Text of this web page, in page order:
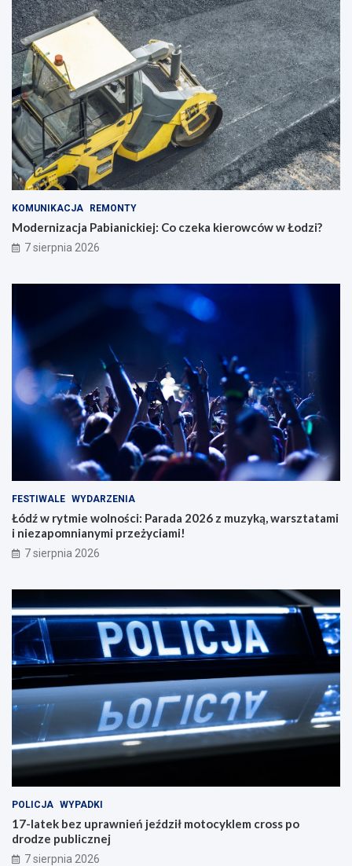
KOMUNIKACJA REMONTY
Modernizacja Pabianickiej: Co czeka kierowców w Łodzi?
7 sierpnia 2026
FESTIWALE WYDARZENIA
Łódź w rytmie wolności: Parada 2026 z muzyką, warsztatami
i niezapomnianymi przeżyciami!
7 sierpnia 2026
POLICJA WYPADKI
17-latek bez uprawnień jeździł motocyklem cross po
drodze publicznej
7 sierpnia 2026